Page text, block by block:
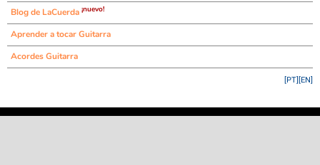
Blog de LaCuerda ¡nuevo!
Aprender a tocar Guitarra
Acordes Guitarra
[EN]
[PT]